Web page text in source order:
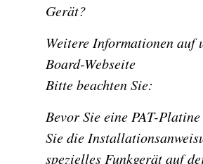
Gerät?
Weitere Informationen auf
Board-Webseite
Bitte beachten Sie:
Bevor Sie eine PAT-
Sie die
spezielles Funkgerät auf